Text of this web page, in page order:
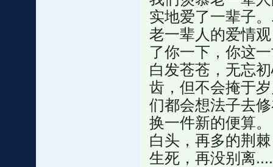
实地爱了一辈子
老一辈人的爱情
了你一下，你这
白发苍苍，无忘
齿，但不会掩于
们都会想法子去
换一件新的便算
白头，再多的荆
生死，再没别离